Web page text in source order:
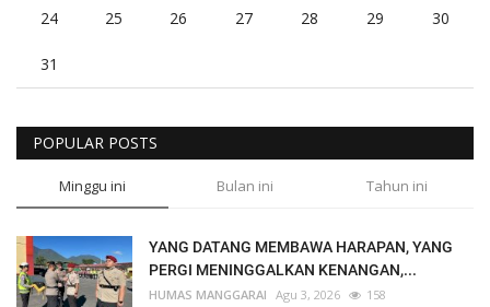
24 25 26 27 28 29 30
31
POPULAR POSTS
Minggu ini Bulan ini Tahun ini
YANG DATANG MEMBAWA HARAPAN, YANG
PERGI MENINGGALKAN KENANGAN,...
HUMAS MANGGARAI Agu 3, 2026 158